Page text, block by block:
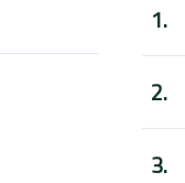
1.
2.
3.